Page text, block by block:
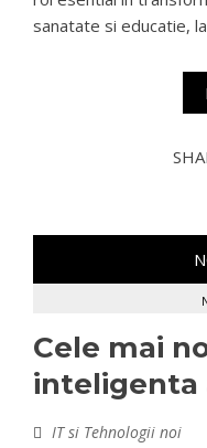
sanatate si educatie,
Cele mai
inteligenta
IT si Tehnologii noi